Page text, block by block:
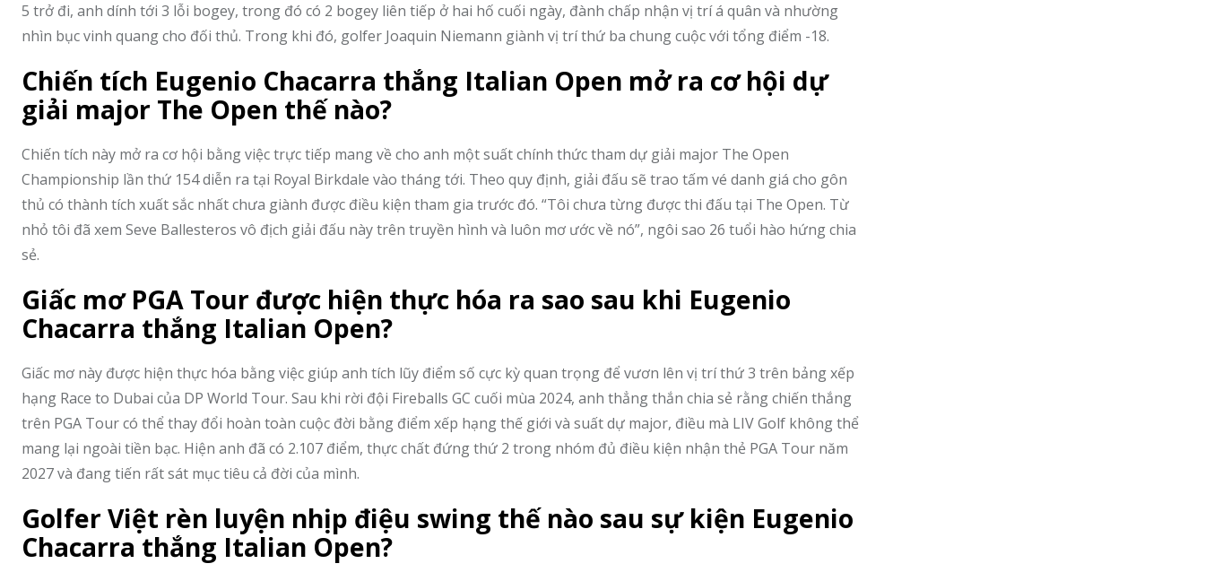
5 trở đi, anh dính tới 3 lỗi bogey, trong đó có 2 bogey liên tiếp ở hai hố cuối ngày, đành chấp nhận vị trí á quân và nhường
nhìn bục vinh quang cho đối thủ. Trong khi đó, golfer Joaquin Niemann giành vị trí thứ ba chung cuộc với tổng điểm -18.
Chiến tích Eugenio Chacarra thắng Italian Open mở ra cơ hội dự
giải major The Open thế nào?
Chiến tích này mở ra cơ hội bằng việc trực tiếp mang về cho anh một suất chính thức tham dự giải major The Open
Championship lần thứ 154 diễn ra tại Royal Birkdale vào tháng tới. Theo quy định, giải đấu sẽ trao tấm vé danh giá cho gôn
thủ có thành tích xuất sắc nhất chưa giành được điều kiện tham gia trước đó. “Tôi chưa từng được thi đấu tại The Open. Từ
nhỏ tôi đã xem Seve Ballesteros vô địch giải đấu này trên truyền hình và luôn mơ ước về nó”, ngôi sao 26 tuổi hào hứng chia
sẻ.
Giấc mơ PGA Tour được hiện thực hóa ra sao sau khi Eugenio
Chacarra thắng Italian Open?
Giấc mơ này được hiện thực hóa bằng việc giúp anh tích lũy điểm số cực kỳ quan trọng để vươn lên vị trí thứ 3 trên bảng xếp
hạng Race to Dubai của DP World Tour. Sau khi rời đội Fireballs GC cuối mùa 2024, anh thẳng thắn chia sẻ rằng chiến thắng
trên PGA Tour có thể thay đổi hoàn toàn cuộc đời bằng điểm xếp hạng thế giới và suất dự major, điều mà LIV Golf không thể
mang lại ngoài tiền bạc. Hiện anh đã có 2.107 điểm, thực chất đứng thứ 2 trong nhóm đủ điều kiện nhận thẻ PGA Tour năm
2027 và đang tiến rất sát mục tiêu cả đời của mình.
Golfer Việt rèn luyện nhịp điệu swing thế nào sau sự kiện Eugenio
Chacarra thắng Italian Open?